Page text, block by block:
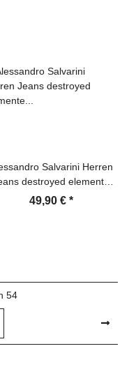
Salvarini Herren
destroyed elemente
Mittelblau gerades Bein
49,90 € *
54